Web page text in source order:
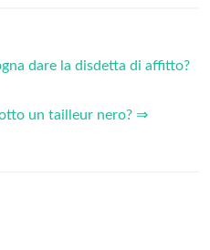
dare la disdetta di affitto?
un tailleur nero? ⇒